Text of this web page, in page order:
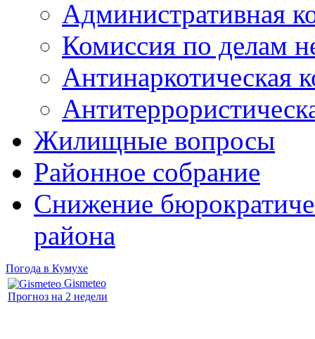
Административная
Комиссия по делам
Антинаркотическая
Жилищные вопросы
Районное собрание
Снижение
района
Погода в Кумухе
Gismeteo
Прогноз на 2 недели